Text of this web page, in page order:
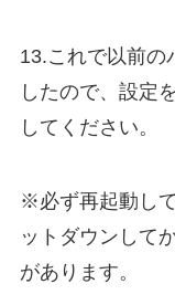
13.これで以前の
したので、設定
してください。
※必ず再起動し
ットダウンして
があります。